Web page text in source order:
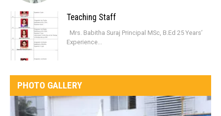
Teaching Staff
Mrs. Babitha Suraj Principal MSc, B.Ed 25 Years’
Experience...
PHOTO GALLERY